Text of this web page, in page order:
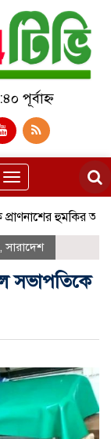
পূর্বাহ্ন
Toggle
navigation
হুমকির অভিযোগ,
,সারাদেশ
সভাপতিকে